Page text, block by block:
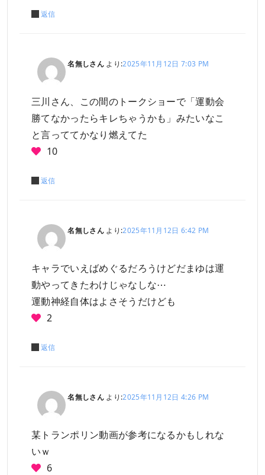
返信
名無しさん より:2025年11月12日 7:03 PM
三川さん、この間のトークショーで「運動会
勝てなかったらキレちゃうかも」みたいなこ
と言っててかなり燃えてた
10
返信
名無しさん より:2025年11月12日 6:42 PM
キャラでいえばめぐるだろうけどだまゆは運
動やってきたわけじゃなしな⋯
運動神経自体はよさそうだけども
2
返信
名無しさん より:2025年11月12日 4:26 PM
某トランポリン動画が参考になるかもしれな
いｗ
6